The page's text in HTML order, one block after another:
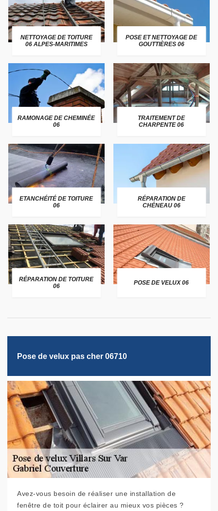
NETTOYAGE DE TOITURE
06 ALPES-MARITIMES
POSE ET NETTOYAGE DE
GOUTTIÈRES 06
RAMONAGE DE CHEMINÉE
06
TRAITEMENT DE
CHARPENTE 06
ETANCHÉITÉ DE TOITURE
06
RÉPARATION DE
CHÉNEAU 06
RÉPARATION DE TOITURE
06
POSE DE VELUX 06
Pose de velux pas cher 06710
Avez-vous besoin de réaliser une installation de
fenêtre de toit pour éclairer au mieux vos pièces ?